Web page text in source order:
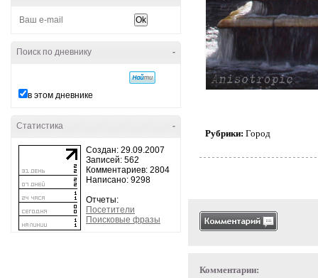
-
Поиск по дневнику
в этом дневнике
-
Статистика
Создан: 29.09.2007
Записей: 562
Комментариев: 2804
Написано: 9298
Отчеты:
Посетители
Поисковые фразы
Рубрики: Город
Комментарии: